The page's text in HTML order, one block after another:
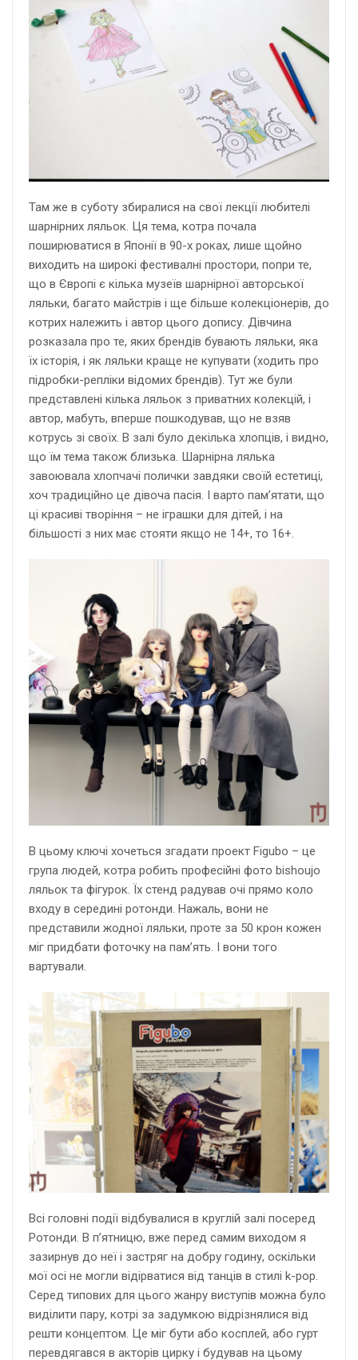
Там же в суботу збиралися на свої лекції любителі
шарнірних ляльок. Ця тема, котра почала
поширюватися в Японії в 90-х роках, лише щойно
виходить на широкі фестивалні простори, попри те,
що в Європі є кілька музеїв шарнірної авторської
ляльки, багато майстрів і ще більше колекціонерів, до
котрих належить і автор цього допису. Дівчина
розказала про те, яких брендів бувають ляльки, яка
їх історія, і як ляльки краще не купувати (ходить про
підробки-репліки відомих брендів). Тут же були
представлені кілька ляльок з приватних колекцій, і
автор, мабуть, вперше пошкодував, що не взяв
котрусь зі своїх. В залі було декілька хлопців, і видно,
що їм тема також близька. Шарнірна лялька
завоювала хлопчачі полички завдяки своїй естетиці,
хоч традиційно це дівоча пасія. І варто пам’ятати, що
ці красиві творіння – не іграшки для дітей, і на
більшості з них має стояти якщо не 14+, то 16+.
В цьому ключі хочеться згадати проект Figubo – це
група людей, котра робить професійні фото bishoujo
ляльок та фігурок. Їх стенд радував очі прямо коло
входу в середині ротонди. Нажаль, вони не
представили жодної ляльки, проте за 50 крон кожен
міг придбати фоточку на пам’ять. І вони того
вартували.
Всі головні події відбувалися в круглій залі посеред
Ротонди. В п’ятницю, вже перед самим виходом я
зазирнув до неї і застряг на добру годину, оскільки
мої осі не могли відірватися від танців в стилі k-pop.
Серед типових для цього жанру виступів можна було
виділити пару, котрі за задумкою відрізнялися від
решти концептом. Це міг бути або косплей, або гурт
перевдягався в акторів цирку і будував на цьому